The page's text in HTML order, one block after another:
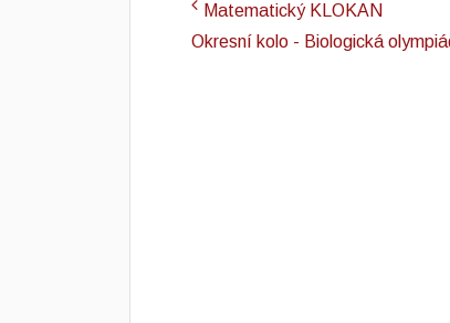
Matematický KLOKAN
Okresní kolo - Biologická